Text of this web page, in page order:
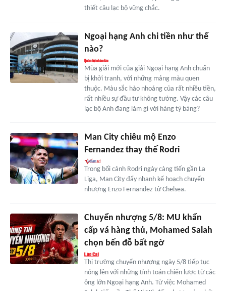
thiết câu lạc bộ vững chắc.
Ngoại hạng Anh chi tiền như thế
nào?
Mùa giải mới của giải Ngoại hạng Anh chuẩn
bị khởi tranh, với những mảng màu quen
thuộc. Màu sắc hào nhoáng của rất nhiều tiền,
rất nhiều sự đầu tư không tưởng. Vậy các câu
lạc bộ Anh đang làm gì với hàng tỷ bảng?
Man City chiêu mộ Enzo
Fernandez thay thế Rodri
Trong bối cảnh Rodri ngày càng tiến gần La
Liga, Man City đẩy nhanh kế hoạch chuyển
nhượng Enzo Fernandez từ Chelsea.
Chuyển nhượng 5/8: MU khẩn
cấp vá hàng thủ, Mohamed Salah
chọn bến đỗ bất ngờ
Thị trường chuyển nhượng ngày 5/8 tiếp tục
nóng lên với những tính toán chiến lược từ các
ông lớn Ngoại hạng Anh. Từ việc Mohamed